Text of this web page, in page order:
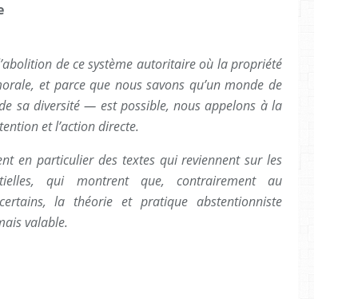
de ce système autoritaire où la propriété
et parce que nous savons qu’un monde de
sa diversité — est possible, nous appelons à la
et l’action directe.
en particulier des textes qui reviennent sur les
qui montrent que, contrairement au
la théorie et pratique abstentionniste
valable.